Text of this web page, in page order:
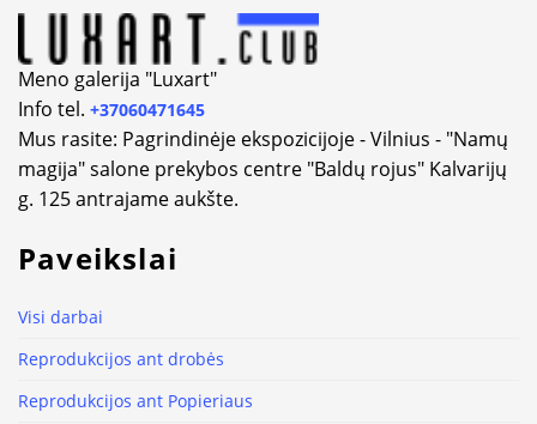
Meno galerija "Luxart"
Info tel. +37060471645
Mus rasite: Pagrindinėje ekspozicijoje - Vilnius - "Namų
magija" salone prekybos centre "Baldų rojus" Kalvarijų
g. 125 antrajame aukšte.
Paveikslai
Visi darbai
Reprodukcijos ant drobės
Reprodukcijos ant Popieriaus